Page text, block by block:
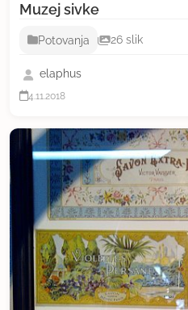
Muzej sivke
Potovanja 26 slik
elaphus
4.11.2018